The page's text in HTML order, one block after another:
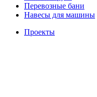
Перевозные бани
Навесы для машины
Проекты